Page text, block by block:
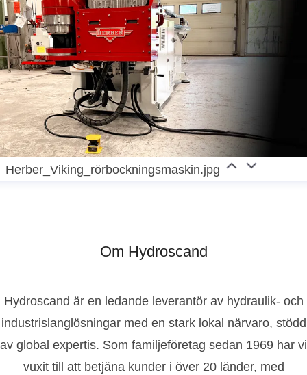
Herber_Viking_rörbockningsmaskin.jpg
Om Hydroscand
Hydroscand är en ledande leverantör av hydraulik- och
industrislanglösningar med en stark lokal närvaro, stödd
av global expertis. Som familjeföretag sedan 1969 har vi
vuxit till att betjäna kunder i över 20 länder, med